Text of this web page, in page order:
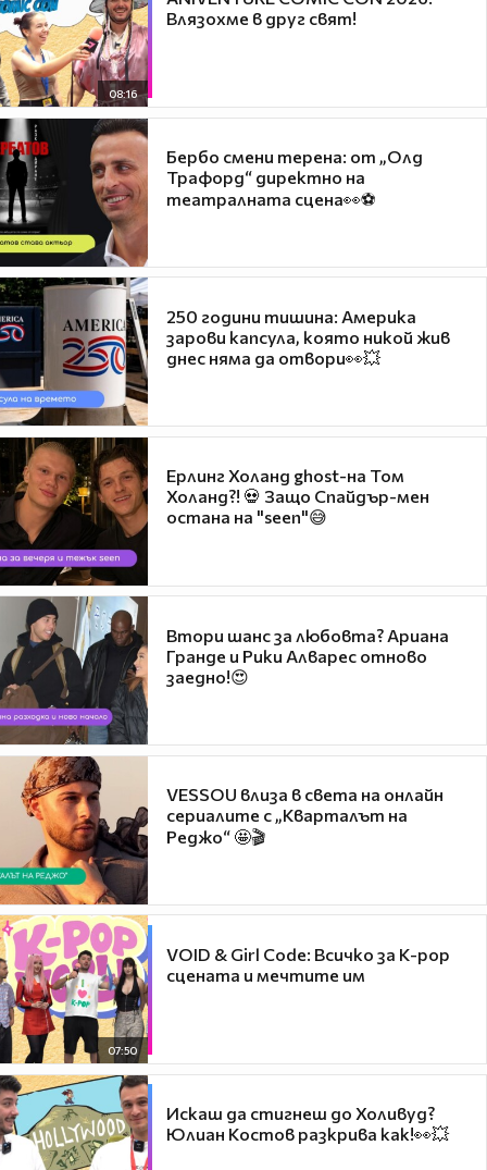
08:16
Влязохме в друг свят!
Бербо смени терена: от „Олд
Трафорд“ директно на
театралната сцена👀⚽
250 години тишина: Америка
зарови капсула, която никой жив
днес няма да отвори👀💥
Ерлинг Холанд ghost-на Том
Холанд?! 💀 Защо Спайдър-мен
остана на "seen"😅
Втори шанс за любовта? Ариана
Гранде и Рики Алварес отново
заедно!😍
VESSOU влиза в света на онлайн
сериалите с „Кварталът на
Реджо“ 🤩🎬
07:50
VOID & Girl Code: Всичко за K-pop
сцената и мечтите им
Искаш да стигнеш до Холивуд?
Юлиан Костов разкрива как!👀💥